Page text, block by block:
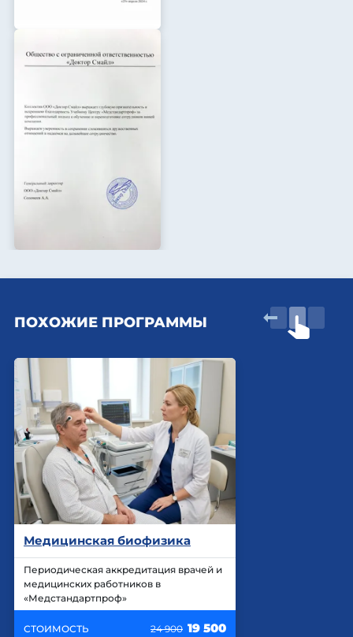
ПОХОЖИЕ ПРОГРАММЫ
Медицинская биофизика
Периодическая аккредитация врачей и
медицинских работников в
«Медстандартпроф»
СТОИМОСТЬ 24 900 19 500